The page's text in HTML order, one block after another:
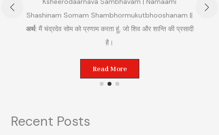
Shashinam Somam Shambhormukutbhooshanam ||
अर्थ:मैं चंद्रदेव सोम को प्रणाम करता हूं, जो शिव और शान्ति की प्रसादी
है।
Read More
Recent Posts